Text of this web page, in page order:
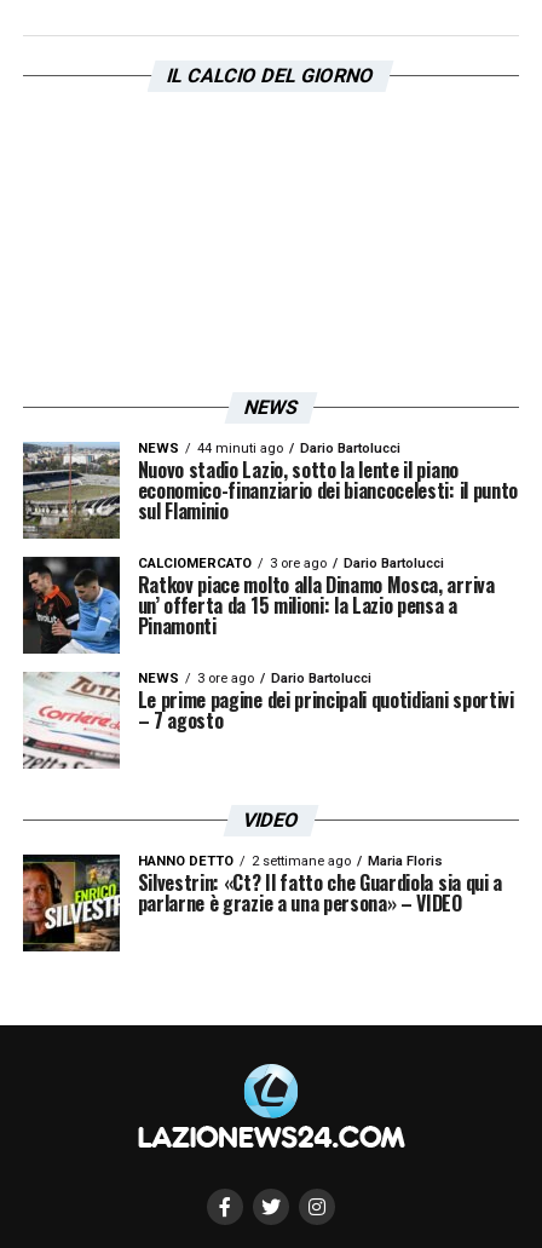
cessione in questa finestra di mercato per
IL CALCIO DEL GIORNO
NEWS
NEWS 44 minuti ago Dario Bartolucci
Nuovo stadio Lazio, sotto la lente il piano
economico-finanziario dei biancocelesti: il punto
sul Flaminio
CALCIOMERCATO 3 ore ago Dario Bartolucci
Ratkov piace molto alla Dinamo Mosca, arriva
un’ offerta da 15 milioni: la Lazio pensa a
Pinamonti
NEWS 3 ore ago Dario Bartolucci
Le prime pagine dei principali quotidiani sportivi
– 7 agosto
VIDEO
HANNO DETTO 2 settimane ago Maria Floris
Silvestrin: «Ct? Il fatto che Guardiola sia qui a
parlarne è grazie a una persona» – VIDEO